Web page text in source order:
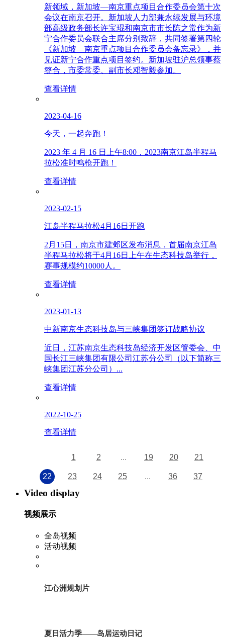
新领域，新加坡—南京重点项目合作委员会第十次
会议在南京召开。新加坡人力部兼永续发展与环境
部高级政务部长许宝琨和南京市市长陈之常作为新
宁合作委员会联合主席分别致辞，共同签署第四轮
《新加坡—南京重点项目合作委员会备忘录》，并
见证新宁合作重点项目签约。新加坡驻沪总领事蔡
簦合，市委常委、副市长邓智毅参加。
查看详情
2023-04-16
今天，一起奔跑！
2023 年 4 月 16 日上午8:00，2023南京江岛半程马
拉松准时鸣枪开跑！
查看详情
2023-02-15
江岛半程马拉松4月16日开跑
2月15日，南京市建邺区发布消息，首届南京江岛
半程马拉松将于4月16日上午在生态科技岛举行，
赛事规模约10000人。
查看详情
2023-01-13
中新南京生态科技岛与三峡集团签订战略协议
近日，江苏南京生态科技岛经济开发区管委会、中
国长江三峡集团有限公司江苏分公司（以下简称三
峡集团江苏分公司）...
查看详情
2022-10-25
查看详情
1 2 ... 19 20 21
22 23 24 25 ... 36 37
Video display
视频展示
全岛视频
活动视频
江心洲规划片
夏日活力季——岛居运动日记